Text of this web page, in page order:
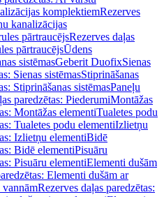
komplektiemRezerves
kanalizācijas
pārtraucējsRezerves daļas
pārtraucējsŪdens
sistēmasGeberit DuofixSienas
Sienas sistēmasStiprināšanas
Stiprināšanas sistēmasPaneļu
paredzētas: PiederumiMontāžas
Montāžas elementiTualetes podu
Tualetes podu elementiIzlietņu
Izlietņu elementiBidē
Bidē elementiPisuāru
Pisuāru elementiElementi dušām
Elementi dušām ar
vannāmRezerves daļas paredzētas: